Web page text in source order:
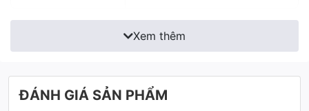
Xem thêm
ĐÁNH GIÁ SẢN PHẨM